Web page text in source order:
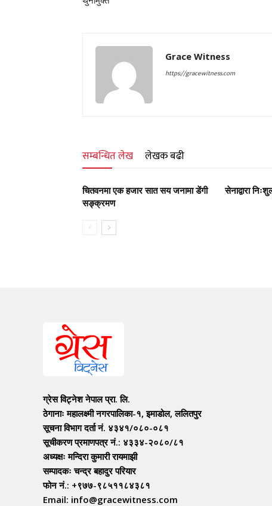
Grace Witness
https://gracewitness.com
सम्बन्धित लेख लेखक बढी
चितवनमा एक हजार सात सय जनामा डेंगी
सङ्क्रमण
सेनाद्वारा
ग्रेस विट्नेश नेपाल प्रा. लि.
ठेगानाः महालक्ष्मी नगरपालिका-१, इमाडोल, ललितपुर
सूचना विभाग दर्ता नं. ४३४१/०८०-०८१
सूचीकरण प्रमाणपत्र नं.: ४३३४-२०८०/८१
अध्यक्षः मन्दिरा कुमारी रायमाझी
सम्पादकः चन्द्र बहादुर परियार
फोन नं.: +९७७-९८५११८४३८१
Email: info@gracewitness.com